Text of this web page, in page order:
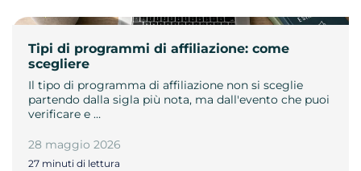
Tipi di programmi di affiliazione: come
scegliere
Il tipo di programma di affiliazione non si sceglie
partendo dalla sigla più nota, ma dall'evento che puoi
verificare e …
28 maggio 2026
27 minuti di lettura